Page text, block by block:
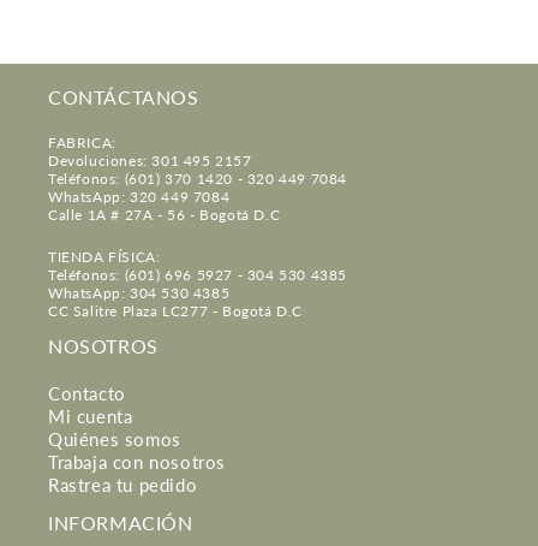
CONTÁCTANOS
FABRICA:
Devoluciones: 301 495 2157
Teléfonos: (601) 370 1420 - 320 449 7084
WhatsApp: 320 449 7084
Calle 1A # 27A - 56 - Bogotá D.C
TIENDA FÍSICA:
Teléfonos: (601) 696 5927 - 304 530 4385
WhatsApp: 304 530 4385
CC Salitre Plaza LC277 - Bogotá D.C
NOSOTROS
Contacto
Mi cuenta
Quiénes somos
Trabaja con nosotros
Rastrea tu pedido
INFORMACIÓN